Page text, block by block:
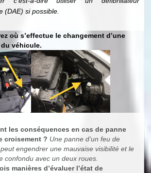
(DAE) si possible.
où s’effectue le changement d’une
du véhicule.
les conséquences en cas de panne
croisement ? Une panne d’un feu de
engendrer une mauvaise visibilité et le
confondu avec un deux roues.
manières d’évaluer l’état de